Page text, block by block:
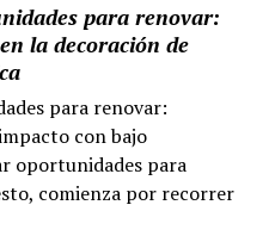
para renovar:
la decoración de
para renovar:
con bajo
oportunidades para
comienza por recorrer